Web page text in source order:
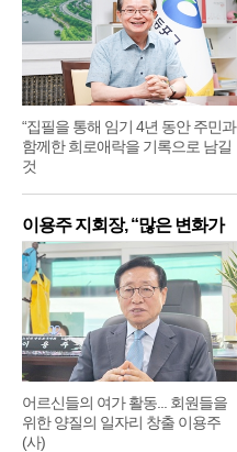
“집필을 통해 임기 4년 동안 주민과
함께한 희로애락을 기록으로 남길
것
이용주 지회장, “많은 변화가
어르신들의 여가 활동... 회원들을
위한 양질의 일자리 창출 이용주
(사)